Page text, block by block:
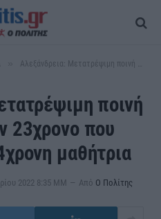
Αλεξάνδρεια: Μετατρέψιμη ποινή επιβλήθηκε στον 23χρονο που παρέσυρε την 14χρονη μαθήτρια
ποινή
23χρονο που
μαθήτρια
2022 8:35 ΜΜ Από Ο Πολίτης